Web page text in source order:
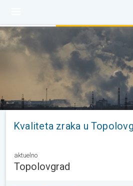
Kvaliteta zraka u
aktuelno
Topolovgrad